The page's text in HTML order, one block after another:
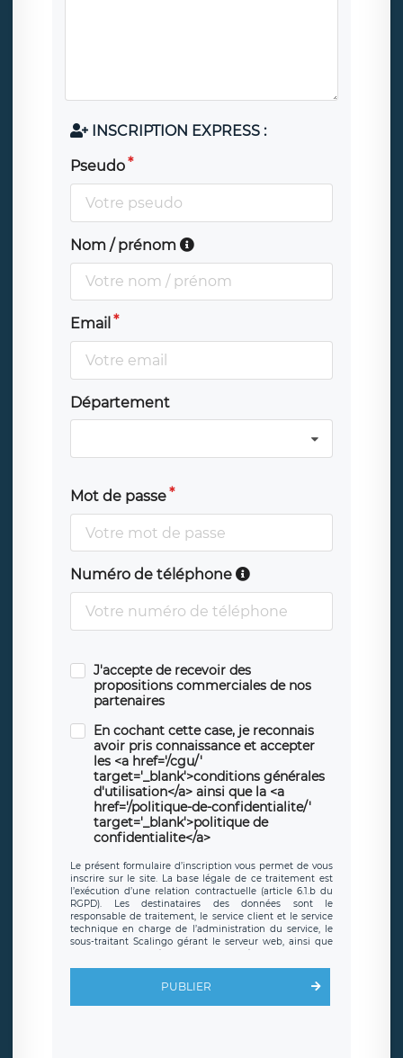
INSCRIPTION EXPRESS :
Pseudo
Nom / prénom
Email
Département
Mot de passe
Numéro de téléphone
J'accepte de recevoir des
propositions commerciales de nos
partenaires
En cochant cette case, je reconnais
avoir pris connaissance et accepter
les <a href='/cgu/'
target='_blank'>conditions générales
d'utilisation</a> ainsi que la <a
href='/politique-de-confidentialite/'
target='_blank'>politique de
confidentialite</a>
Le présent formulaire d’inscription vous permet de vous
inscrire sur le site. La base légale de ce traitement est
l’exécution d’une relation contractuelle (article 6.1.b du
RGPD). Les destinataires des données sont le
responsable de traitement, le service client et le service
technique en charge de l’administration du service, le
sous-traitant Scalingo gérant le serveur web, ainsi que
toute personne légalement autorisée. Le formulaire
d’inscription est hébergé sur un serveur hébergé par
clauses de
protection conformes au RGPD
. Les données collectées
sont conservées jusqu’à ce que l’Internaute en sollicite la
PUBLIER